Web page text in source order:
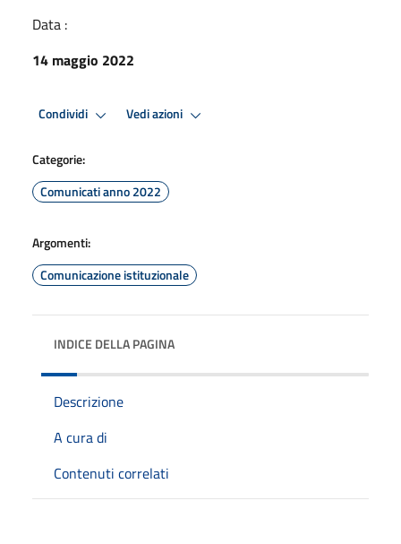
Data :
14 maggio 2022
Condividi Vedi azioni
Categorie:
Comunicati anno 2022
Argomenti:
Comunicazione istituzionale
INDICE DELLA PAGINA
Descrizione
A cura di
Contenuti correlati